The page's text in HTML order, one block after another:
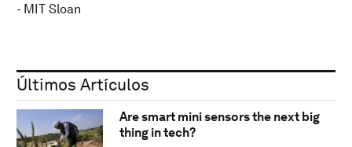
- MIT Sloan
Últimos Artículos
Are smart mini sensors the next big
thing in tech?